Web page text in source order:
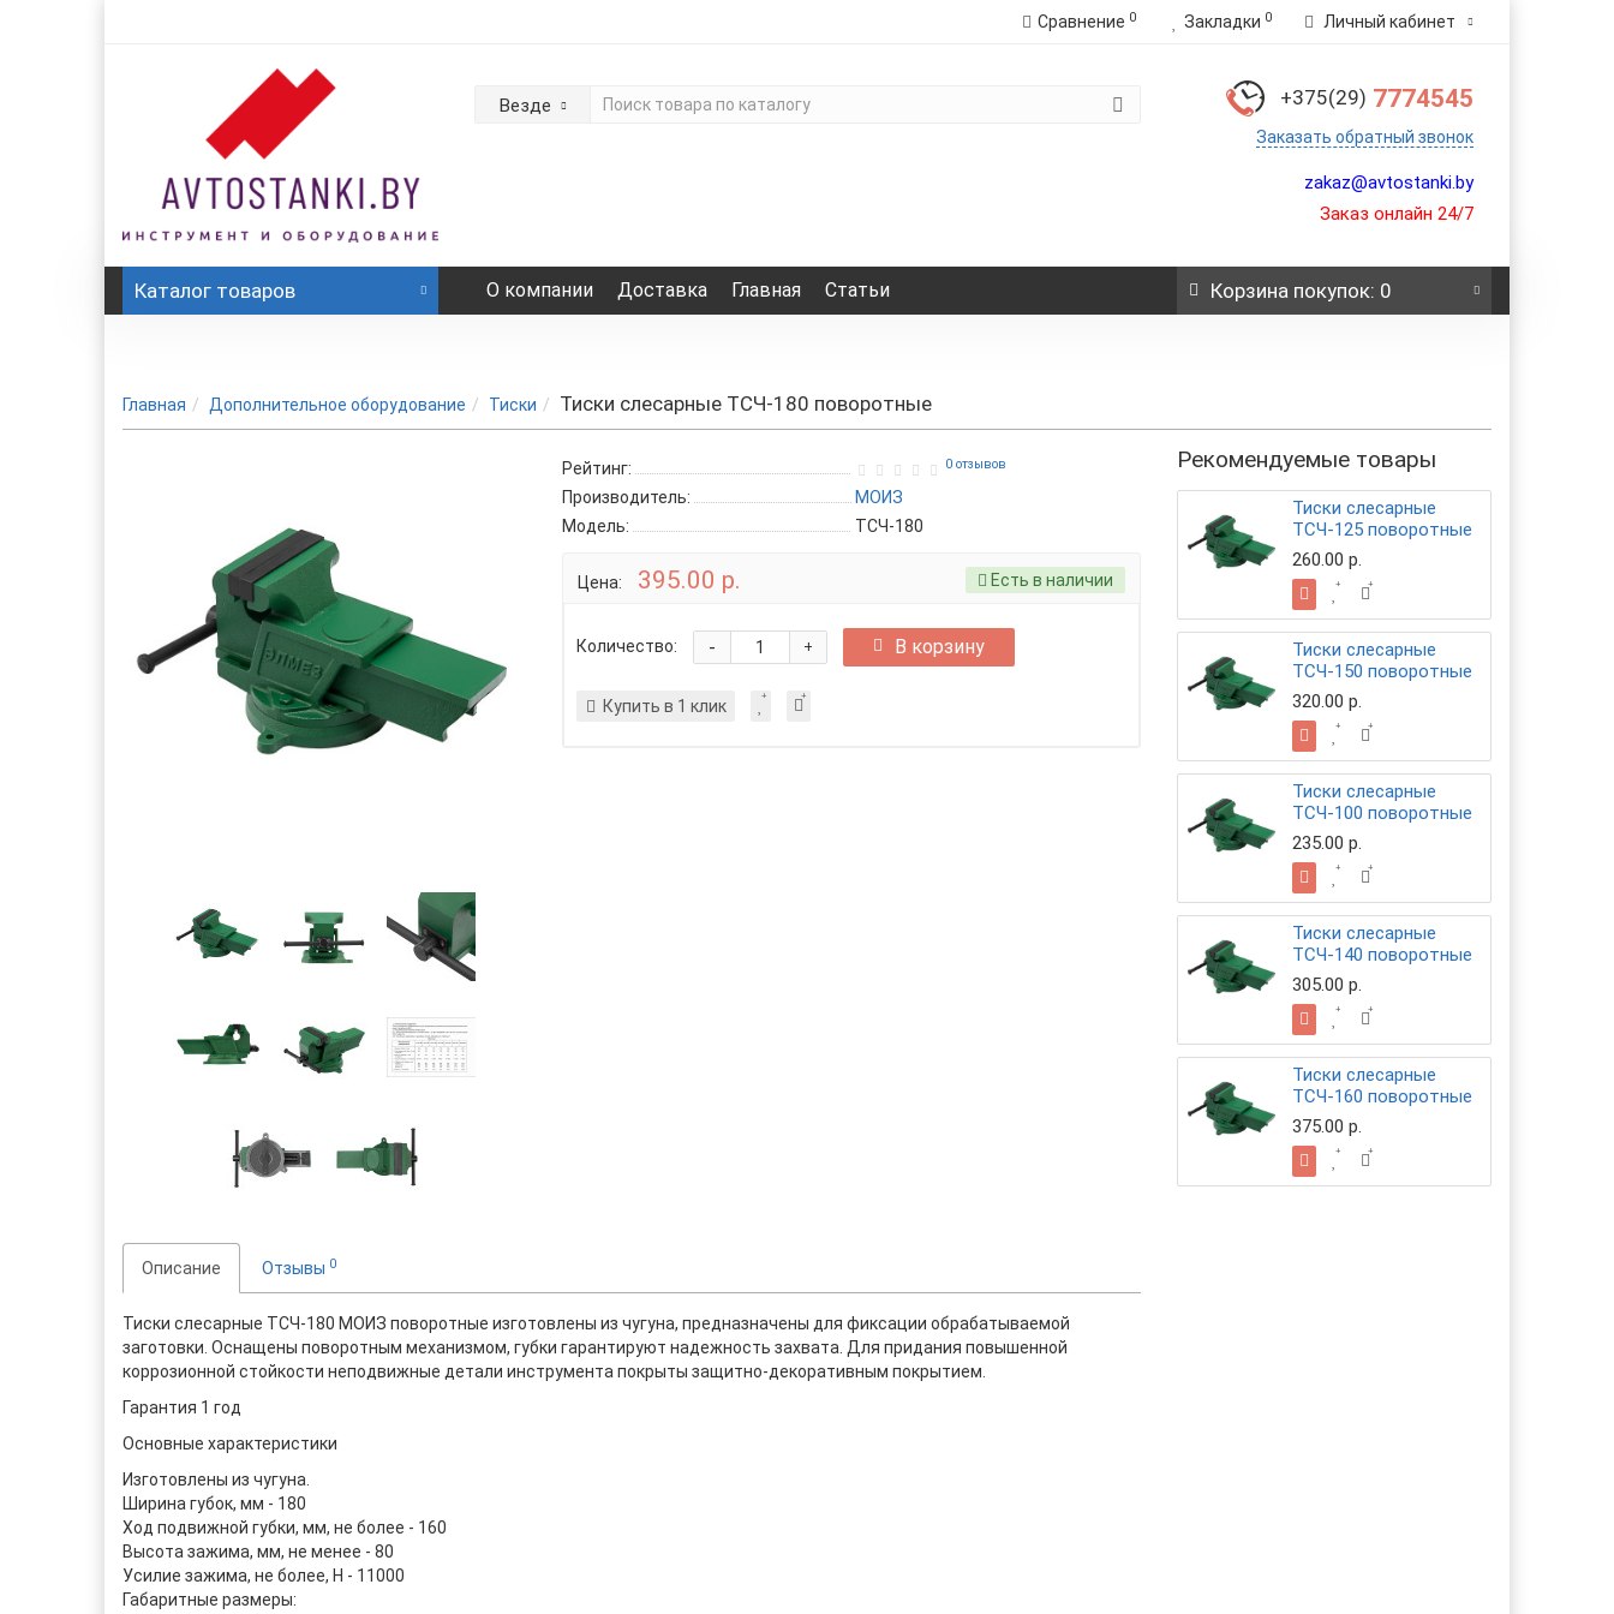
Сравнение 0 Закладки 0 Личный кабинет
Везде +375(29) 7774545
Заказать обратный звонок
zakaz@avtostanki.by
Заказ онлайн 24/7
Каталог товаров О компании Доставка Главная Статьи Корзинапокупок: 0
Главная Дополнительное оборудование Тиски Тиски сле­сар­ные ТСЧ-180 по­во­рот­ные
Рейтинг: 0 отзывов
Производитель:
МОИЗ
Модель:
ТСЧ-180
Цена: 395.00 р. Есть в наличии
Количество: +
- В корзину
Купить в 1 клик
Описание Отзывы 0
Тиски слесарные ТСЧ-180 МОИЗ поворотные изготовлены из чугуна, предназначены для фиксации обрабатываемой
заготовки. Оснащены поворотным механизмом, губки гарантируют надежность захвата. Для придания повышенной
коррозионной стойкости неподвижные детали инструмента покрыты защитно-декоративным покрытием.
Гарантия 1 год
Основные характеристики
Изготовлены из чугуна.
Ширина губок, мм - 180
Ход подвижной губки, мм, не более - 160
Высота зажима, мм, не менее - 80
Усилие зажима, не более, Н - 11000
Габаритные размеры:
Рекомендуемые товары
Тиски сле­сар­ные
ТСЧ-125 по­во­рот­ные
260.00 р.
Тиски сле­сар­ные
ТСЧ-150 по­во­рот­ные
320.00 р.
Тиски сле­сар­ные
ТСЧ-100 по­во­рот­ные
235.00 р.
Тиски сле­сар­ные
ТСЧ-140 по­во­рот­ные
305.00 р.
Тиски сле­сар­ные
ТСЧ-160 по­во­рот­ные
375.00 р.